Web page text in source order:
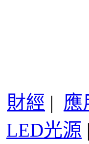
財經 | 應
LED光源